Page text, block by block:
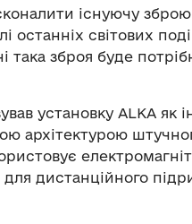
існуючу
останніх світових
така зброя буде
установку ALKA як
архітектурою
дистанційного